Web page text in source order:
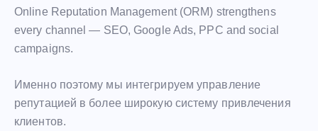
Online Reputation Management (ORM) strengthens
every channel — SEO, Google Ads, PPC and social
campaigns.
Именно поэтому мы интегрируем управление
репутацией в более широкую систему привлечения
клиентов.